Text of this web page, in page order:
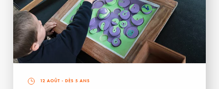
12 AOÛT - DÈS 5 ANS